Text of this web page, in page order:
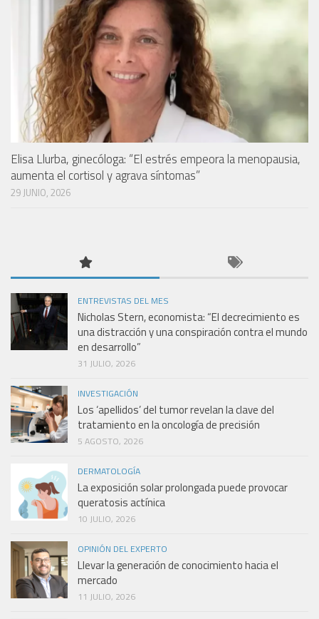
Elisa Llurba, ginecóloga: “El estrés empeora la menopausia,
aumenta el cortisol y agrava síntomas”
29 JUNIO, 2026
ENTREVISTAS DEL MES
Nicholas Stern, economista: “El decrecimiento es
una distracción y una conspiración contra el mundo
en desarrollo”
31 JULIO, 2026
INVESTIGACIÓN
Los ‘apellidos’ del tumor revelan la clave del
tratamiento en la oncología de precisión
5 AGOSTO, 2026
DERMATOLOGÍA
La exposición solar prolongada puede provocar
queratosis actínica
10 JULIO, 2026
OPINIÓN DEL EXPERTO
Llevar la generación de conocimiento hacia el
mercado
11 JULIO, 2026